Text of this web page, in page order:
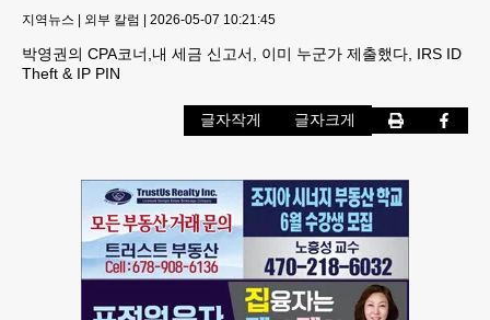
지역뉴스 | 외부 칼럼 | 2026-05-07 10:21:45
박영권의 CPA코너,내 세금 신고서, 이미 누군가 제출했다, IRS ID
Theft & IP PIN
글자작게 글자크게